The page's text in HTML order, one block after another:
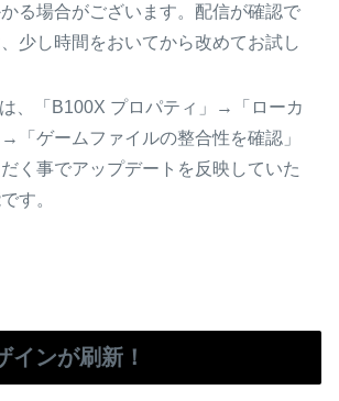
る場合がございます。配信が確認で
少し時間をおいてから改めてお試し
、「B100X プロパティ」→「ローカ
「ゲームファイルの整合性を確認」
く事でアップデートを反映していた
す。
インが刷新！